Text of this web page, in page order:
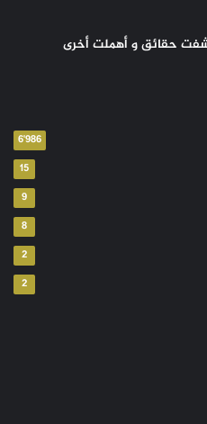
حقائق و أهملت أخرى
6٬986
15
9
8
2
2